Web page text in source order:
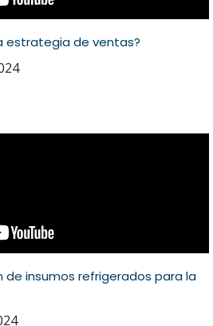
estrategia de ventas?
de insumos refrigerados para la